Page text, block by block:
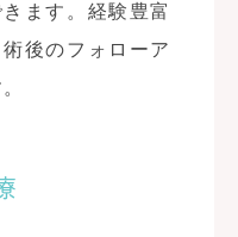
ます。経験豊富
後のフォローア